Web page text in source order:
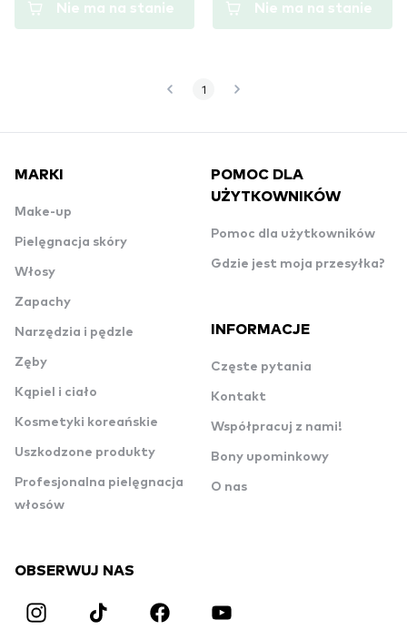
Nie ma na stanie Nie ma na stanie
1
MARKI
Make-up
Pielęgnacja skóry
Włosy
Zapachy
Narzędzia i pędzle
Zęby
Kąpiel i ciało
Kosmetyki koreańskie
Uszkodzone produkty
Profesjonalna pielęgnacja
włosów
POMOC DLA
UŻYTKOWNIKÓW
Pomoc dla użytkowników
Gdzie jest moja przesyłka?
INFORMACJE
Częste pytania
Kontakt
Współpracuj z nami!
Bony upominkowy
O nas
OBSERWUJ NAS